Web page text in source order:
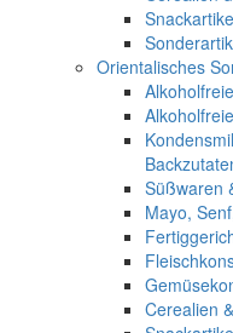
Orientalisches
Süßwaren
Mayo,
Cerealien